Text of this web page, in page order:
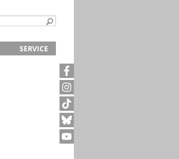
SERVICE
Archivanfrage
Kurze Information